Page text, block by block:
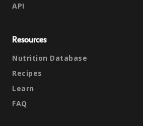
API
Resources
Nutrition Database
Recipes
Learn
FAQ